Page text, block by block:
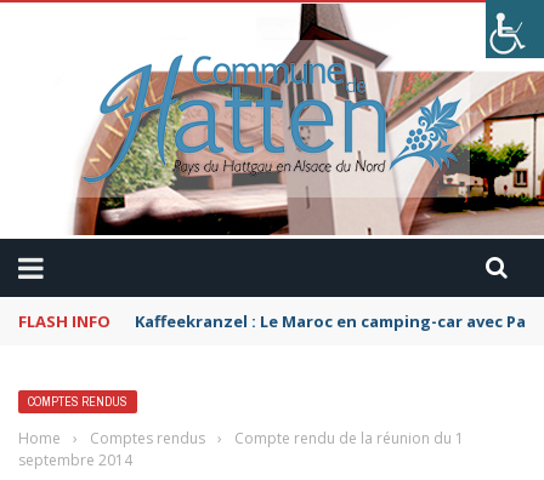
FLASH INFO Kaffeekranzel : Le Maroc en camping-car avec
COMPTES RENDUS
Home › Comptes rendus ›
Compte rendu de la réunion du 1
septembre 2014